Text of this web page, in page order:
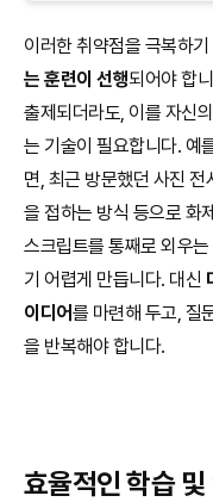
이러한 취약점을 극복하
는 훈련이 선행되어야 합
출제되더라도, 이를 자신
는 기술이 필요합니다. 예
면, 최근 방문했던 사진
을 접하는 방식 등으로 화
스크립트를 통째로 외우
기 어렵게 만듭니다. 대신
이디어를 마련해 두고, 질
을 반복해야 합니다.
효율적인 학습